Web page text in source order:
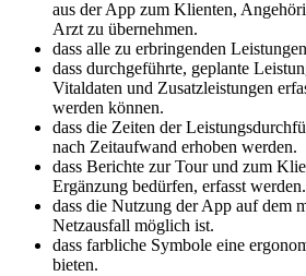
aus der App zum Klienten,
Arzt zu übernehmen.
dass alle zu erbringenden
dass durchgeführte, geplante
Vitaldaten und Zusatzleistungen
werden können.
dass die Zeiten der
nach Zeitaufwand erhoben werden.
dass Berichte zur Tour und zum
Ergänzung bedürfen, erfasst werden.
dass die Nutzung der App auf dem
Netzausfall möglich ist.
dass farbliche Symbole eine
bieten.